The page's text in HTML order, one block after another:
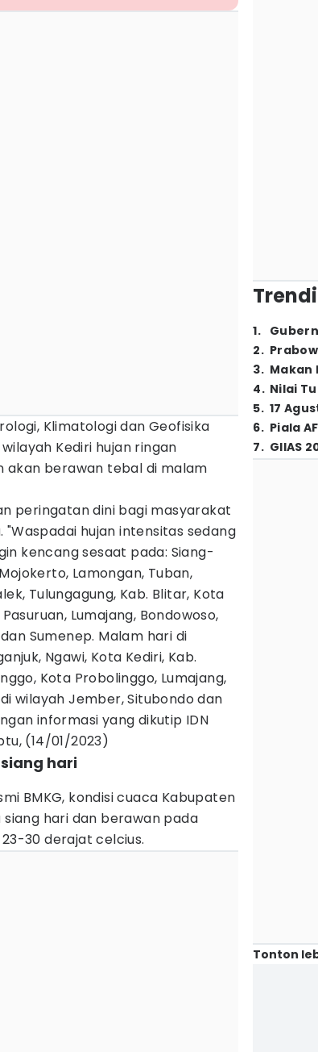
Klimatologi dan Geofisika
Kediri hujan ringan
akan berawan tebal di malam
peringatan dini bagi masyarakat
hujan intensitas sedang
kencang sesaat pada: Siang-
Lamongan, Tuban,
Tulungagung, Kab. Blitar, Kota
Lumajang, Bondowoso,
Sumenep. Malam hari di
Ngawi, Kota Kediri, Kab.
Kota Probolinggo, Lumajang,
wilayah Jember, Situbondo dan
informasi yang dikutip IDN
(14/01/2023)
hari
BMKG, kondisi cuaca Kabupaten
hari dan berawan pada
30 derajat celcius.
1.
2.
3. Makan
4. Nilai
5. 17
6. Piala
7. GIIAS
Tonton